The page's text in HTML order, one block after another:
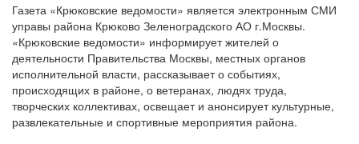
Газета «Крюковские ведомости» является электронным СМИ
управы района Крюково Зеленоградского АО г.Москвы.
«Крюковские ведомости» информирует жителей о
деятельности Правительства Москвы, местных органов
исполнительной власти, рассказывает о событиях,
происходящих в районе, о ветеранах, людях труда,
творческих коллективах, освещает и анонсирует культурные,
развлекательные и спортивные мероприятия района.